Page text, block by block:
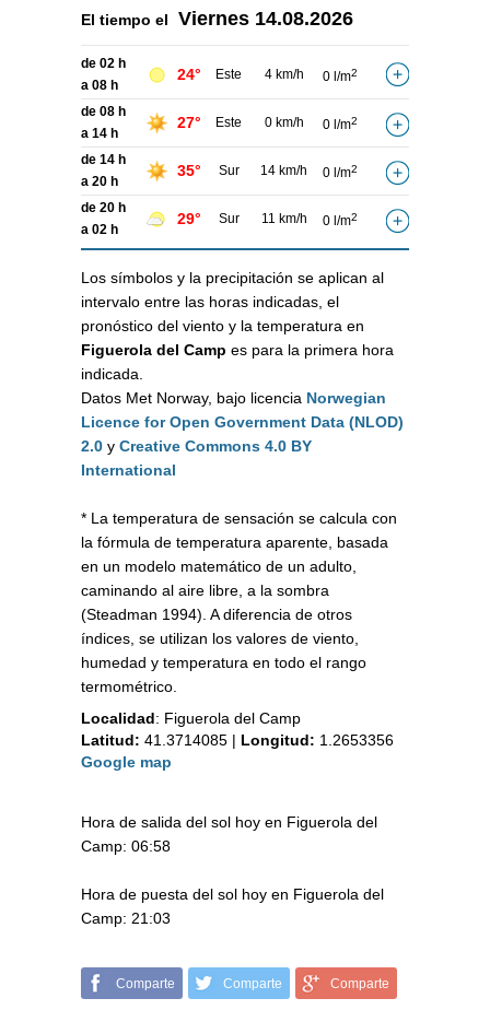
El tiempo el Viernes 14.08.2026
de 02 h
a 08 h
24° Este 4 km/h 0 l/m2
de 08 h
a 14 h
27° Este 0 km/h 0 l/m2
de 14 h
a 20 h
35° Sur 14 km/h 0 l/m2
de 20 h
a 02 h
29° Sur 11 km/h 0 l/m2
Los símbolos y la precipitación se aplican al
intervalo entre las horas indicadas, el
pronóstico del viento y la temperatura en
Figuerola del Camp es para la primera hora
indicada.
Datos Met Norway, bajo licencia Norwegian
Licence for Open Government Data (NLOD)
2.0 y Creative Commons 4.0 BY
International
* La temperatura de sensación se calcula con
la fórmula de temperatura aparente, basada
en un modelo matemático de un adulto,
caminando al aire libre, a la sombra
(Steadman 1994). A diferencia de otros
índices, se utilizan los valores de viento,
humedad y temperatura en todo el rango
termométrico.
Localidad: Figuerola del Camp
Latitud: 41.3714085 | Longitud: 1.2653356
Google map
Hora de salida del sol hoy en Figuerola del
Camp: 06:58
Hora de puesta del sol hoy en Figuerola del
Camp: 21:03
Comparte Comparte Comparte